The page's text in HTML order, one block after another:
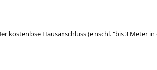
kostenlose Hausanschluss (einschl. "bis 3 Meter